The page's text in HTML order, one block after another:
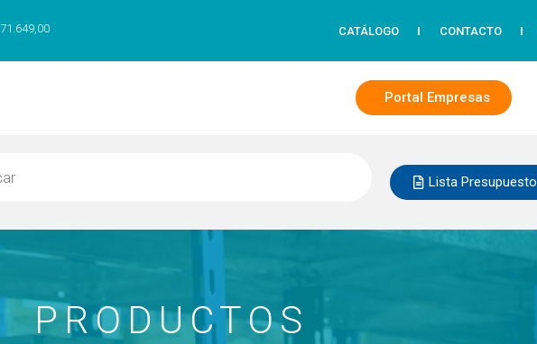
71.649,00 CATÁLOGO CONTACTO
Portal Empresas
Lista Presupuesto
PRODUCTOS